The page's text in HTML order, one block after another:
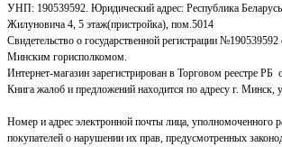
УНП: 190539592. Юридический адрес: Республика
Жилуновича 4, 5 этаж(пристройка), пом.5014
Свидетельство о государственной регистрации
Минским горисполкомом.
Интернет-магазин зарегистрирован в Торговом реестре РБ
Книга жалоб и предложений находится по адресу г. Минск,
Номер и адрес электронной почты лица, уполномоченного
покупателей о нарушении их прав, предусмотренных